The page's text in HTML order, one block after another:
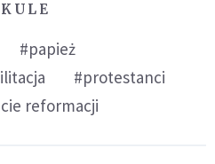
#papież
#protestanci
reformacji